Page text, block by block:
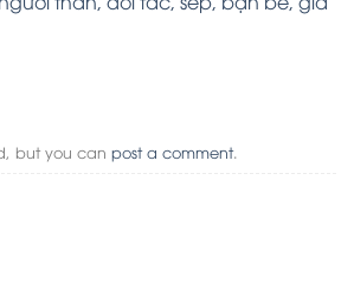
but you can post a comment.